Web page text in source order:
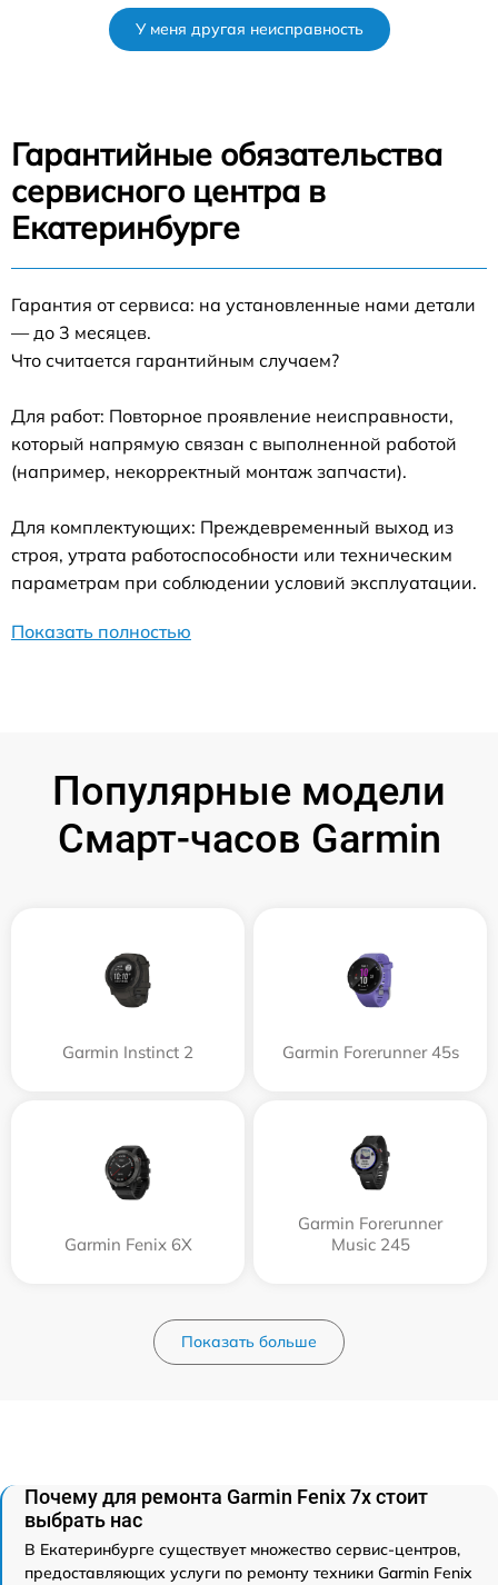
У меня другая неисправность
Гарантийные обязательства
сервисного центра в
Екатеринбурге
Гарантия от сервиса: на установленные нами детали
— до 3 месяцев.
Что считается гарантийным случаем?
Для работ: Повторное проявление неисправности,
который напрямую связан с выполненной работой
(например, некорректный монтаж запчасти).
Для комплектующих: Преждевременный выход из
строя, утрата работоспособности или техническим
параметрам при соблюдении условий эксплуатации.
Показать полностью
Популярные модели
Смарт-часов Garmin
Garmin Instinct 2 Garmin Forerunner 45s
Garmin Fenix 6X
Garmin Forerunner
Music 245
Показать больше
Почему для ремонта Garmin Fenix 7x стоит
выбрать нас
В Екатеринбурге существует множество сервис-центров,
предоставляющих услуги по ремонту техники Garmin Fenix